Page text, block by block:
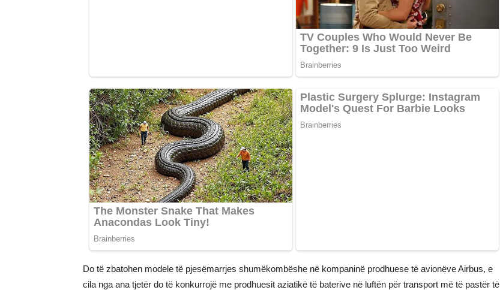
Do të zbatohen modele të pjesëmarrjes shumëkombëshe në kompaninë prodhuese të avionëve Airbus, e
cila nga ana tjetër do të konkurrojë me prodhuesit aziatikë të baterive në luftën për transport më të pastër të